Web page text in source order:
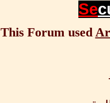
Se
This Forum used